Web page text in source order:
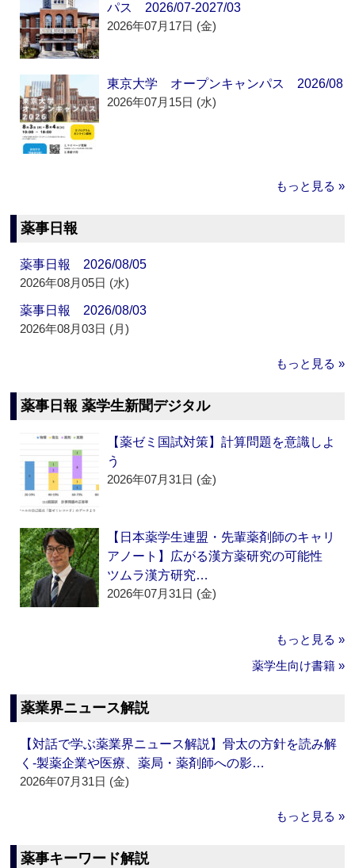
パス 2026/07-2027/03
2026年07月17日 (金)
東京大学 オープンキャンパス 2026/08
2026年07月15日 (水)
もっと見る »
薬事日報
薬事日報 2026/08/05
2026年08月05日 (水)
薬事日報 2026/08/03
2026年08月03日 (月)
もっと見る »
薬事日報 薬学生新聞デジタル
【薬ゼミ国試対策】計算問題を意識しよ
う
2026年07月31日 (金)
【日本薬学生連盟・先輩薬剤師のキャリ
アノート】広がる漢方薬研究の可能性
ツムラ漢方研究…
2026年07月31日 (金)
もっと見る »
薬学生向け書籍 »
薬業界ニュース解説
【対話で学ぶ薬業界ニュース解説】骨太の方針を読み解
く‐製薬企業や医療、薬局・薬剤師への影…
2026年07月31日 (金)
もっと見る »
薬事キーワード解説